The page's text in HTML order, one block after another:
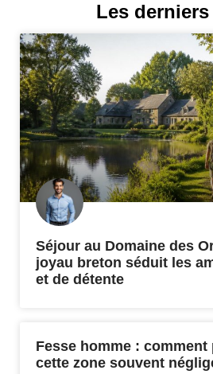
Les
Séjour au Domaine des
joyau breton séduit les
et de détente
Fesse homme :
cette zone souvent